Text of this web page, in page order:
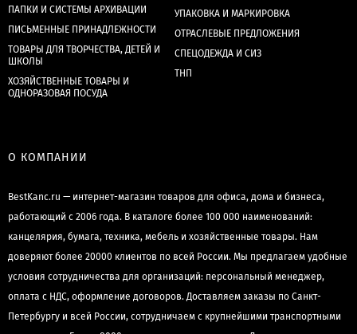
ПАПКИ И СИСТЕМЫ АРХИВАЦИИ
ПИСЬМЕННЫЕ ПРИНАДЛЕЖНОСТИ
ТОВАРЫ ДЛЯ ТВОРЧЕСТВА, ДЕТЕЙ И
ШКОЛЫ
ХОЗЯЙСТВЕННЫЕ ТОВАРЫ И
ОДНОРАЗОВАЯ ПОСУДА
УПАКОВКА И МАРКИРОВКА
ОТРАСЛЕВЫЕ ПРЕДЛОЖЕНИЯ
СПЕЦОДЕЖДА И СИЗ
ТНП
О КОМПАНИИ
BestKanc.ru — интернет-магазин товаров для офиса, дома и бизнеса,
работающий с 2006 года. В каталоге более 100 000 наименований:
канцелярия, бумага, техника, мебель и хозяйственные товары. Нам
доверяют более 20000 клиентов по всей России. Мы предлагаем удобные
условия сотрудничества для организаций: персональный менеджер,
оплата с НДС, оформление договоров. Доставляем заказы по Санкт-
Петербургу и всей России, сотрудничаем с крупнейшими транспортными